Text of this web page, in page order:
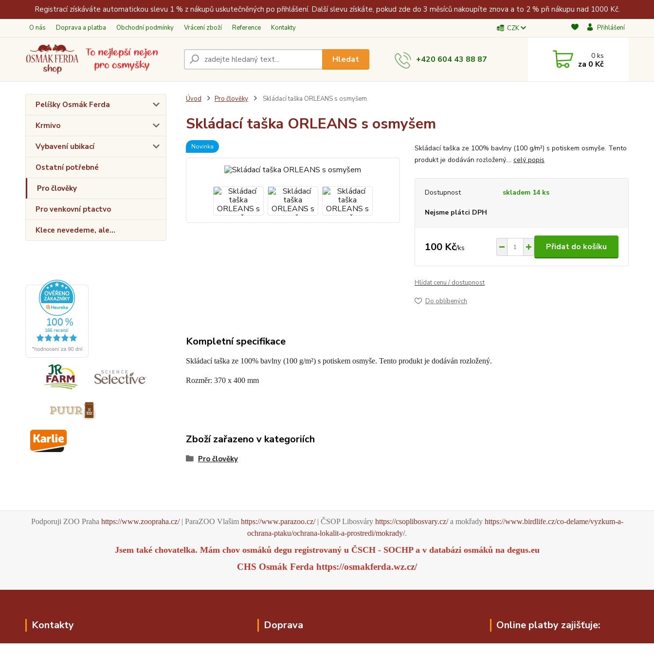
Registrací získáváte automatickou slevu 1 % z nákupů uskutečněných po přihlášení. Další slevu získáte, pokud zde do 3 měsíců nakoupíte znova a to 2 % při nákupu nad 1000 Kč.
O nás Doprava a platba Obchodní podmínky Vrácení zboží Reference Kontakty CZK Přihlášení
Hledat +420 604 43 88 87 0ks
za 0 Kč
Pelíšky Osmák Ferda
Krmivo
Vybavení ubikací
Ostatní potřebné
Pro člověky
Pro venkovní ptactvo
Klece nevedeme, ale...
Úvod Pro člověky Skládací taška ORLEANS s osmyšem
Skládací taška ORLEANS s osmyšem
Novinka
Skládací taška ze 100% bavlny (100 g/m²) s potiskem osmyše. Tento
produkt je dodáván rozložený.... celý popis
Dostupnost skladem 14 ks
Nejsme plátci DPH
100 Kč/ks Přidat do košíku
Hlídat cenu / dostupnost
Do oblíbených
Kompletní specifikace
Skládací taška ze 100% bavlny (100 g/m²) s potiskem osmyše. Tento produkt je dodáván rozložený.
Rozměr: 370 x 400 mm
Zboží zařazeno v kategoriích
Pro člověky
Podporuji ZOO Praha https://www.zoopraha.cz/| ParaZOO Vlašim https://www.parazoo.cz/| ČSOP Libosváry https://csoplibosvary.cz/a mokřady https://www.birdlife.cz/co-delame/vyzkum-a-
ochrana-ptaku/ochrana-lokalit-a-prostredi/mokrady/.
Jsem také chovatelka. Mám chov osmáků degu registrovaný u ČSCH - SOCHP a v databázi osmáků na degus.eu
CHS Osmák Ferda https://osmakferda.wz.cz/
Kontakty Doprava Online platby zajišťuje: